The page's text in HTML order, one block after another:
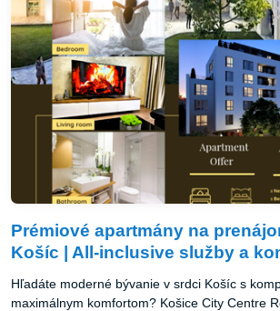
Prémiové apartmány na
Košíc | All-inclusive služby a
Hľadáte moderné bývanie v srdci Košíc s
maximálnym komfortom? Košice City Centre